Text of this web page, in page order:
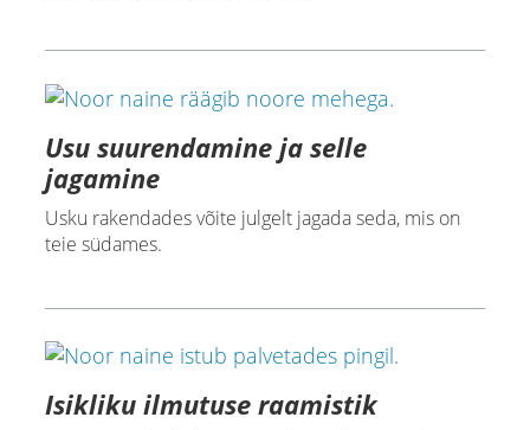
Usu suurendamine ja selle
jagamine
Usku rakendades võite julgelt jagada seda, mis on
teie südames.
Isikliku ilmutuse raamistik